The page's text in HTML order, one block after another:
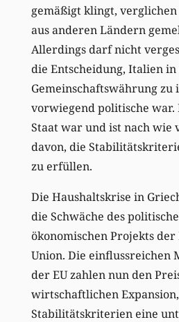
gemäßigt klingt,
aus anderen Ländern
Allerdings darf nicht
die Entscheidung, Italien in
Gemeinschaftswährung
vorwiegend politische war.
Staat war und ist nach
davon, die
zu erfüllen.
Die Haushaltskrise in
die Schwäche des
ökonomischen Projekts
Union. Die einflussreichen
der EU zahlen nun den
wirtschaftlichen
Stabilitätskriterien eine